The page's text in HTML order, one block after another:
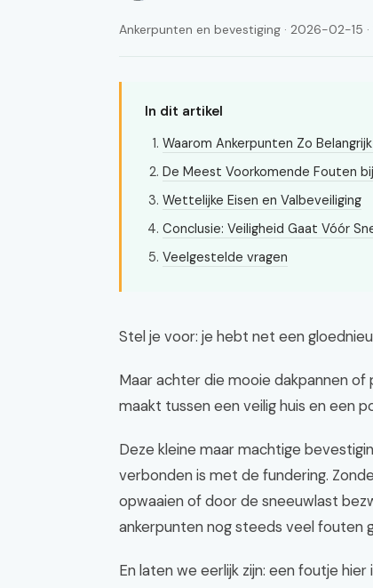
Ankerpunten en bevestiging · 2026-02-15
In dit artikel
Waarom Ankerpunten Zo
De Meest Voorkomende Fouten
Wettelijke Eisen en Valbeveiliging
Conclusie: Veiligheid Gaat Vóór
Veelgestelde vragen
Stel je voor: je hebt net een
Maar achter die mooie dakpannen
maakt tussen een veilig huis en een
Deze kleine maar machtige
verbonden is met de fundering.
opwaaien of door de sneeuwlast
ankerpunten nog steeds veel fouten
En laten we eerlijk zijn: een foutje